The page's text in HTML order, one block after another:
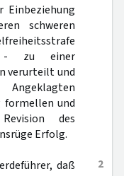
Einbeziehung
schweren
- zu einer
verurteilt und
formellen und
des
Erfolg.
2
daß